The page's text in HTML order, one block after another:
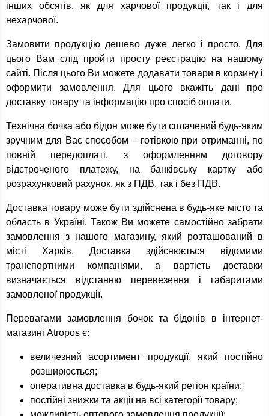
інших обсягів, як для харчової продукції, так і для
нехарчової.
Замовити продукцію дешево дуже легко і просто. Для
цього Вам слід пройти просту реєстрацію на нашому
сайті. Після цього Ви можете додавати товари в корзину і
оформити замовлення. Для цього вкажіть дані про
доставку товару та інформацію про спосіб оплати.
Технічна бочка або бідон може бути сплачений будь-яким
зручним для Вас способом – готівкою при отриманні, по
повній передоплаті, з оформленням договору
відстроченого платежу, на банківську картку або
розрахунковий рахунок, як з ПДВ, так і без ПДВ.
Доставка товару може бути здійснена в будь-яке місто та
область в Україні. Також Ви можете самостійно забрати
замовлення з нашого магазину, який розташований в
місті Харків. Доставка здійснюється відомими
транспортними компаніями, а вартість доставки
визначається відстанню перевезення і габаритами
замовленої продукції.
Перевагами замовлення бочок та бідонів в інтернет-
магазині Atropos є:
величезний асортимент продукції, який постійно
розширюється;
оперативна доставка в будь-який регіон країни;
постійні знижки та акції на всі категорії товару;